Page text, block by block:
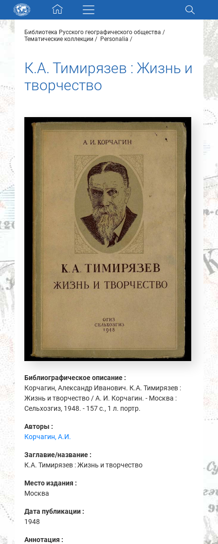
Skip navigation
Разделы и коллекции
Электронный каталог
Новости
О нас
Контакты
Партнеры
Найти
Библиотека Русского географического общества
Тематические коллекции
Personalia
К.А. Тимирязев : Жизнь и
творчество
Библиографическое описание :
Корчагин, Александр Иванович. К.А. Тимирязев :
Жизнь и творчество / А. И. Корчагин. - Москва :
Сельхозгиз, 1948. - 157 с., 1 л. портр.
Авторы :
Корчагин, А.И.
Заглавие/название :
К.А. Тимирязев : Жизнь и творчество
Место издания :
Москва
Дата публикации :
1948
Аннотация :